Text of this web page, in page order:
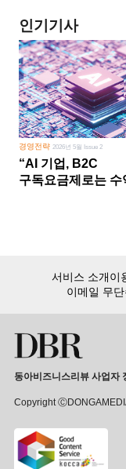
인기기사
경영전략 2026년 5월 Issue 2
“AI 기업, B2C
구독요금제로는 수
15,000여 건의 DBR 콘텐
서비스 소개이
이메일 무
동아비즈니스리뷰 사업자
Copyright